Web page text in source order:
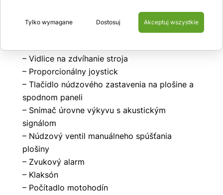
zabránilo prevráteniu stroja
– Výsuvné skrinky s komponentmi stroja
– Vidlice na zdvíhanie stroja
– Proporcionálny joystick
– Tlačidlo núdzového zastavenia na plošine a
spodnom paneli
– Snímač úrovne výkyvu s akustickým
signálom
– Núdzový ventil manuálneho spúšťania
plošiny
– Zvukový alarm
– Klaksón
– Počítadlo motohodín
Dostosuj
Tylko wymagane Akceptuj wszystkie